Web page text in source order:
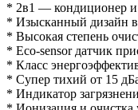
* 2в1 — кондиционер и
* Изысканный дизайн
* Высокая степень
* Eco-sensor датчик
* Класс
* Супер тихий от 15
* Индикатор